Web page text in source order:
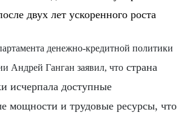
двух лет ускоренного роста
денежно-кредитной политики
Андрей Ганган заявил, чтострана
исчерпала доступные
мощности и трудовые ресурсы, что